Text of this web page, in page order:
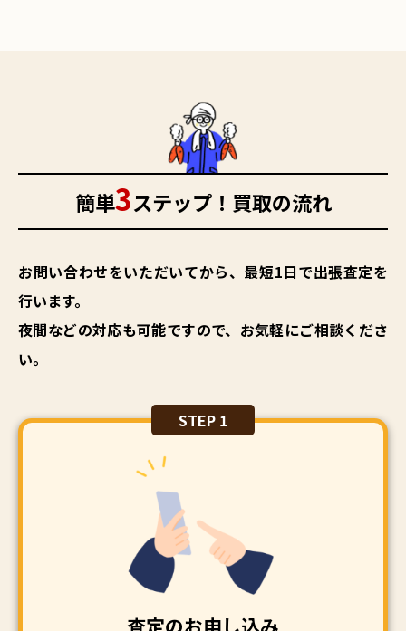
簡単3ステップ！買取の流れ
お問い合わせをいただいてから、最短1日で出張査定を
行います。
夜間などの対応も可能ですので、お気軽にご相談くださ
い。
STEP 1
査定のお申し込み